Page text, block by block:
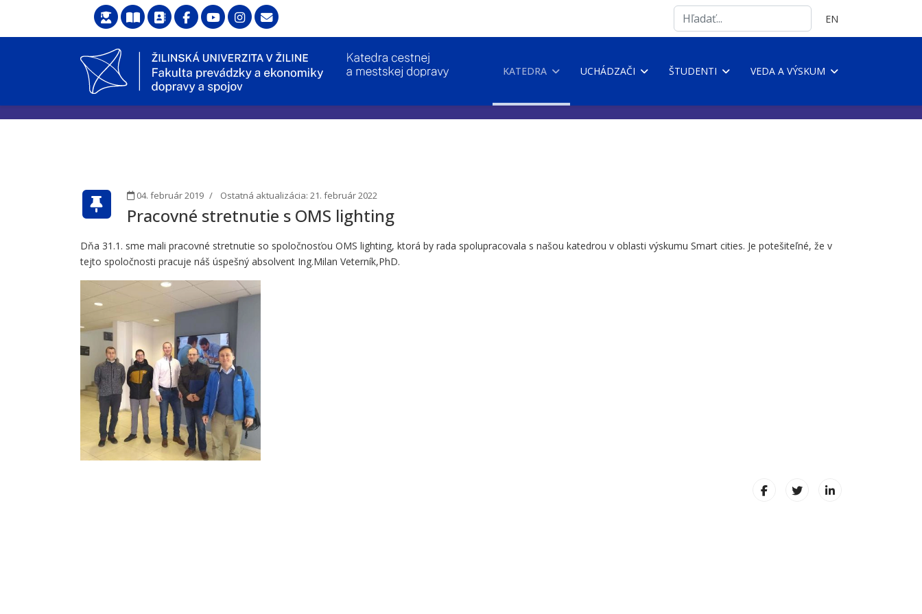
Search
...
Vyberte váš jazyk
EN
KATEDRA UCHÁDZAČI ŠTUDENTI VEDA A VÝSKUM
04. február 2019 Ostatná aktualizácia: 21. február 2022
Pracovné stretnutie s OMS lighting
Dňa 31.1. sme mali pracovné stretnutie so spoločnosťou OMS lighting, ktorá by rada spolupracovala s našou katedrou v oblasti výskumu Smart cities. Je potešiteľné, že v
tejto spoločnosti pracuje náš úspešný absolvent Ing.Milan Veterník,PhD.